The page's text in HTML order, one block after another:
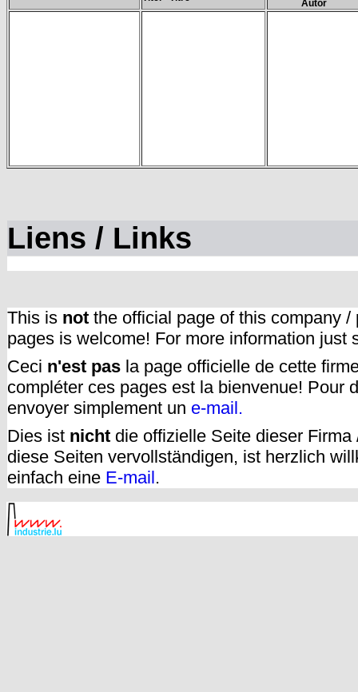
Autor
Liens / Links
This is not the official page of this company
pages is welcome! For more information just
Ceci n'est pas la page officielle de cette
compléter ces pages est la bienvenue! Pour
envoyer simplement un e-mail.
Dies ist nicht die offizielle Seite dieser
diese Seiten vervollständigen, ist herzlich
einfach eine E-mail.